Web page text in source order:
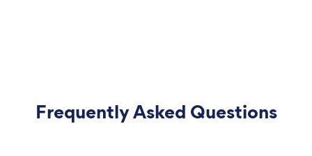
Frequently Asked Questions